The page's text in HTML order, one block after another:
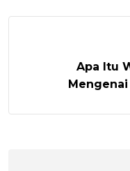
Apa Itu